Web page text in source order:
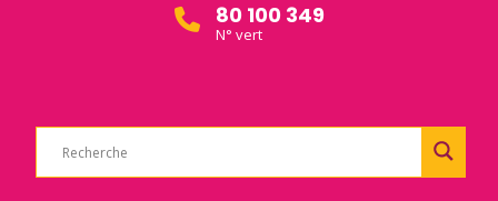
80 100 349
N° vert